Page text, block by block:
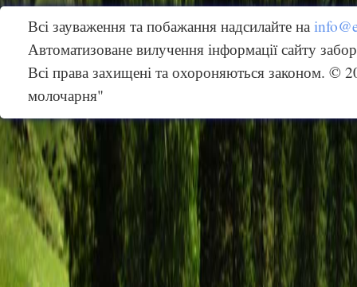
Всі зауваження та побажання надсилайте на
Автоматизоване вилучення інформації сайту
Всі права захищені та охороняються законом. ©
молочарня"